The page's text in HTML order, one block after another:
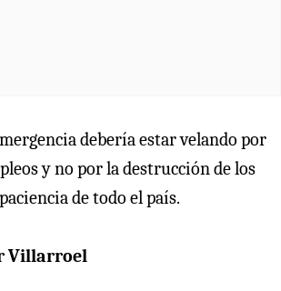
debería estar velando por
y no por la destrucción de los
de todo el país.
Villarroel